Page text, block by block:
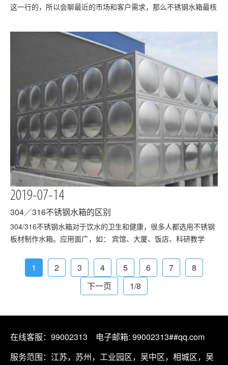
这一行的，所以会聊最近的市场和客户需求，那么不锈钢水箱最核
年从业经验和大家分享下。不锈钢水箱首先得了解不锈钢水箱都是
哪些地方使用，尤其是大型不锈钢刚水箱？因…
2019-07-14
304／316不锈钢水箱的区别
​304/316不锈钢水箱对于饮水的卫生和健康，很多人都选用不锈钢
板材制作水箱。应用面广，如： 宾馆、大厦、饭店、科研教学
工、二次供水及水质要求较高的场所对于旧建筑贮水箱的改造方
便。下面我们来看一下304和316的区别在哪里？材质特…
1 2 3 4 5 6 7
8
下一页
1/8
在线客服： 99002313 电子邮箱: 99002313##qq.com
服务范围：江苏，苏州，工业园区，吴中区，相城区，吴